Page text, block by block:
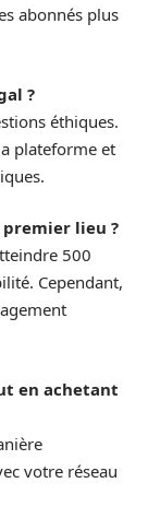
abonnés plus
?
éthiques.
plateforme et
premier lieu ?
500
Cependant,
en achetant
votre réseau